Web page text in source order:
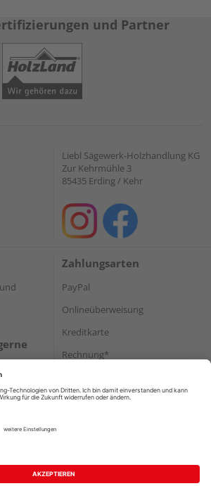
und Partner
Liebl Sägewerk-Holzhandlung KG
Zur Kehrmühle 3
85435 Erding / Kehr
Zahlungsarten
PayPal
Onlineüberweisung
Kreditkarte
Rechnung*
Versand
AGB Widerruf
Datenschutz